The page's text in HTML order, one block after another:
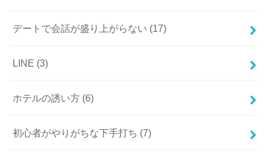
デートで会話が盛り上がらない (17)
LINE (3)
ホテルの誘い方 (6)
初心者がやりがちな下手打ち (7)